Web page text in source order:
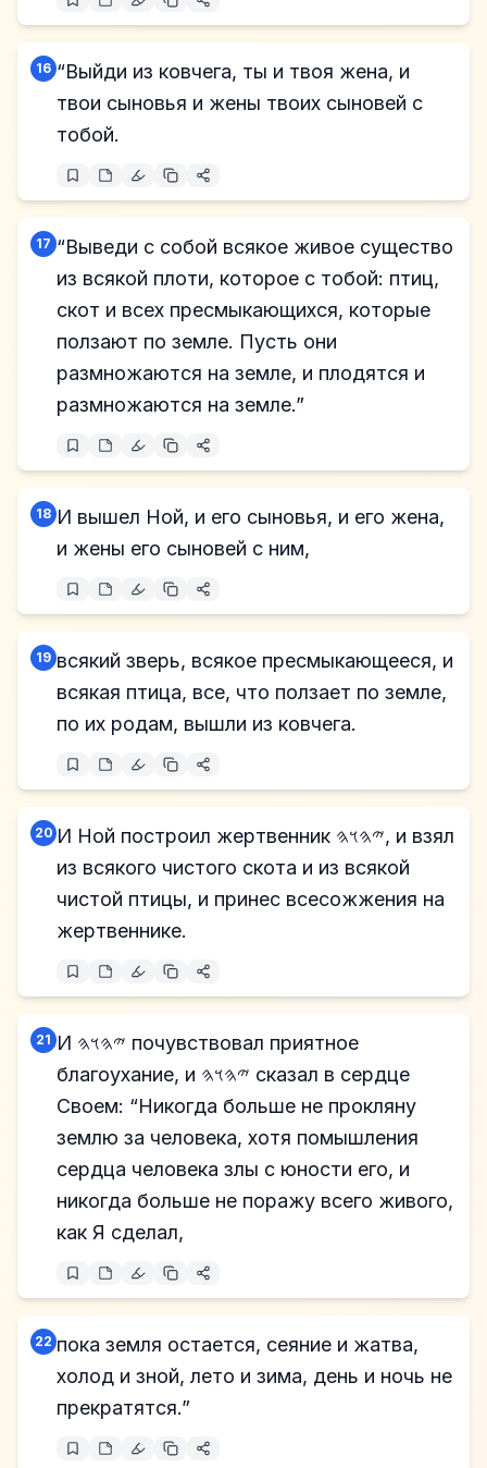
16 “Выйди из ковчега, ты и твоя жена, и
твои сыновья и жены твоих сыновей с
тобой.
17 “Выведи с собой всякое живое существо
из всякой плоти, которое с тобой: птиц,
скот и всех пресмыкающихся, которые
ползают по земле. Пусть они
размножаются на земле, и плодятся и
размножаются на земле.”
18 И вышел Ной, и его сыновья, и его жена,
и жены его сыновей с ним,
19 всякий зверь, всякое пресмыкающееся, и
всякая птица, все, что ползает по земле,
по их родам, вышли из ковчега.
20 И Ной построил жертвенник 𐤉𐤄𐤅𐤄, и взял
из всякого чистого скота и из всякой
чистой птицы, и принес всесожжения на
жертвеннике.
21 И 𐤉𐤄𐤅𐤄 почувствовал приятное
благоухание, и 𐤉𐤄𐤅𐤄 сказал в сердце
Своем: “Никогда больше не прокляну
землю за человека, хотя помышления
сердца человека злы с юности его, и
никогда больше не поражу всего живого,
как Я сделал,
22 пока земля остается, сеяние и жатва,
холод и зной, лето и зима, день и ночь не
прекратятся.”